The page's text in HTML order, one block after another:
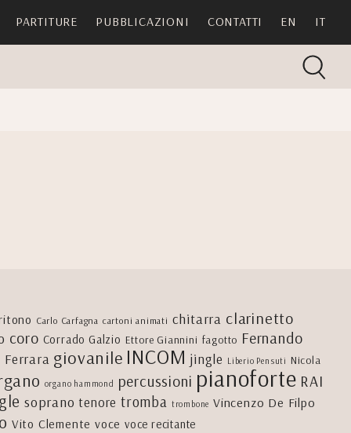
PARTITURE PUBBLICAZIONI CONTATTI EN IT
Carlo Carfagna cartoni animati chitarra clarinetto
coro Corrado Galzio Ettore Giannini fagotto Fernando
Ferrara giovanile INCOM jingle Liberio Pensuti Nicola
organo hammond percussioni pianoforte RAI
soprano tenore tromba trombone Vincenzo De Filpo
Vito Clemente voce voce recitante